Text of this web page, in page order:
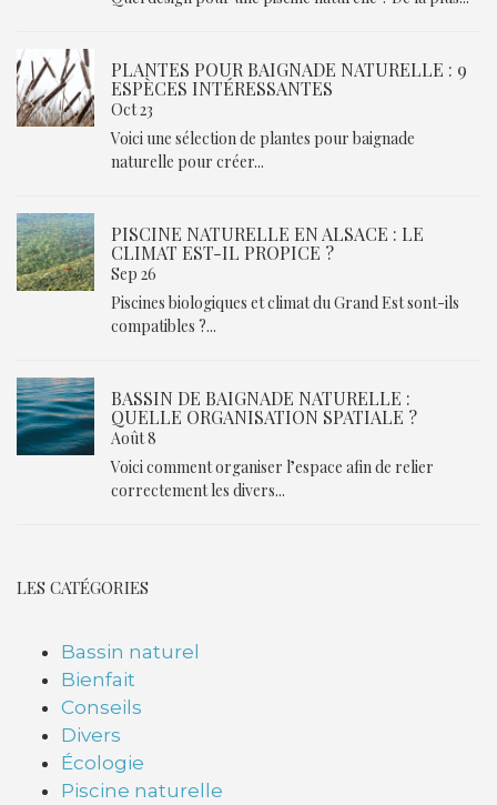
PLANTES POUR BAIGNADE NATURELLE : 9
ESPÈCES INTÉRESSANTES
Oct 23
Voici une sélection de plantes pour baignade
naturelle pour créer...
PISCINE NATURELLE EN ALSACE : LE
CLIMAT EST-IL PROPICE ?
Sep 26
Piscines biologiques et climat du Grand Est sont-ils
compatibles ?...
BASSIN DE BAIGNADE NATURELLE :
QUELLE ORGANISATION SPATIALE ?
Août 8
Voici comment organiser l’espace afin de relier
correctement les divers...
LES CATÉGORIES
Bassin naturel
Bienfait
Conseils
Divers
Écologie
Piscine naturelle